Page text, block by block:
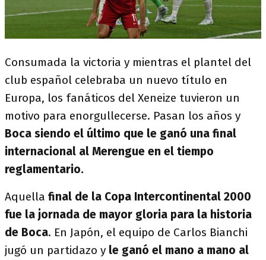
Consumada la victoria y mientras el plantel del
club español celebraba un nuevo título en
Europa, los fanáticos del Xeneize tuvieron un
motivo para enorgullecerse. Pasan los años y
Boca siendo el último que le ganó una final
internacional al Merengue en el tiempo
reglamentario.
Aquella final de la Copa Intercontinental 2000
fue la jornada de mayor gloria para la historia
de Boca. En Japón, el equipo de Carlos Bianchi
jugó un partidazo y le ganó el mano a mano al